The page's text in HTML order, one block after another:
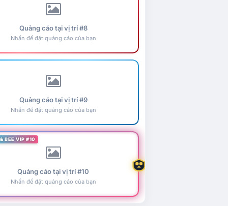
Quảng cáo tại vị trí #8
Nhấn để đặt quảng cáo của bạn
Quảng cáo tại vị trí #9
Nhấn để đặt quảng cáo của bạn
BEE VIP #10
Quảng cáo tại vị trí #10
Nhấn để đặt quảng cáo của bạn